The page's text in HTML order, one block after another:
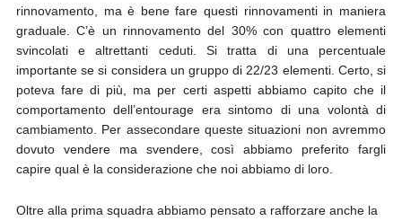
rinnovamento, ma è bene fare questi rinnovamenti in maniera
graduale. C’è un rinnovamento del 30% con quattro elementi
svincolati e altrettanti ceduti. Si tratta di una percentuale
importante se si considera un gruppo di 22/23 elementi. Certo, si
poteva fare di più, ma per certi aspetti abbiamo capito che il
comportamento dell’entourage era sintomo di una volontà di
cambiamento. Per assecondare queste situazioni non avremmo
dovuto vendere ma svendere, così abbiamo preferito fargli
capire qual è la considerazione che noi abbiamo di loro.
Oltre alla prima squadra abbiamo pensato a rafforzare anche la